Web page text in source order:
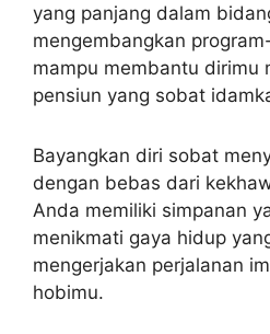
yang panjang dalam
mengembangkan
mampu membantu dirimu
pensiun yang sobat
Bayangkan diri sobat
dengan bebas dari
Anda memiliki simpanan
menikmati gaya hidup
mengerjakan perjalanan
hobimu.